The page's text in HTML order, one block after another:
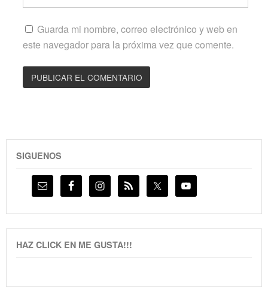
Guarda mi nombre, correo electrónico y web en
este navegador para la próxima vez que comente.
SIGUENOS
HAZ CLICK EN ME GUSTA!!!